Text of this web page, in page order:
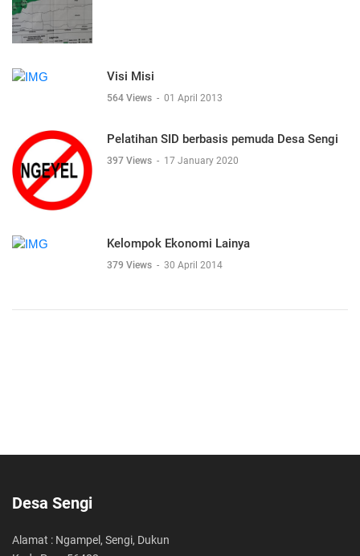
Visi Misi
564 Views - 01 April 2013
Pelatihan SID berbasis pemuda Desa Sengi
397 Views - 17 January 2020
Kelompok Ekonomi Lainya
379 Views - 30 April 2014
Desa Sengi
Alamat : Ngampel, Sengi, Dukun